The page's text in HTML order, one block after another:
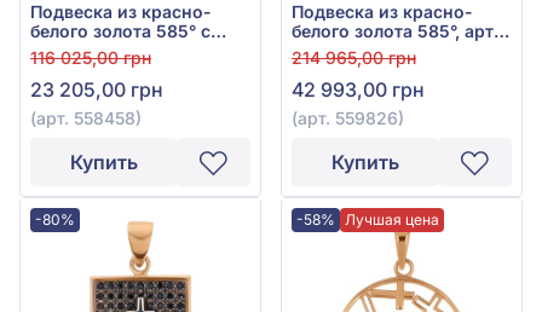
Подвеска из красно-
белого золота 585° с
чёрным фианитом/
куб.цирконием, арт.
558458
116 025,00 грн
23 205,00 грн
(арт. 558458)
Купить
Подвеска из красно-
белого золота 585°, арт.
559826
214 965,00 грн
42 993,00 грн
(арт. 559826)
Купить
-80% -58% Лучшая цена